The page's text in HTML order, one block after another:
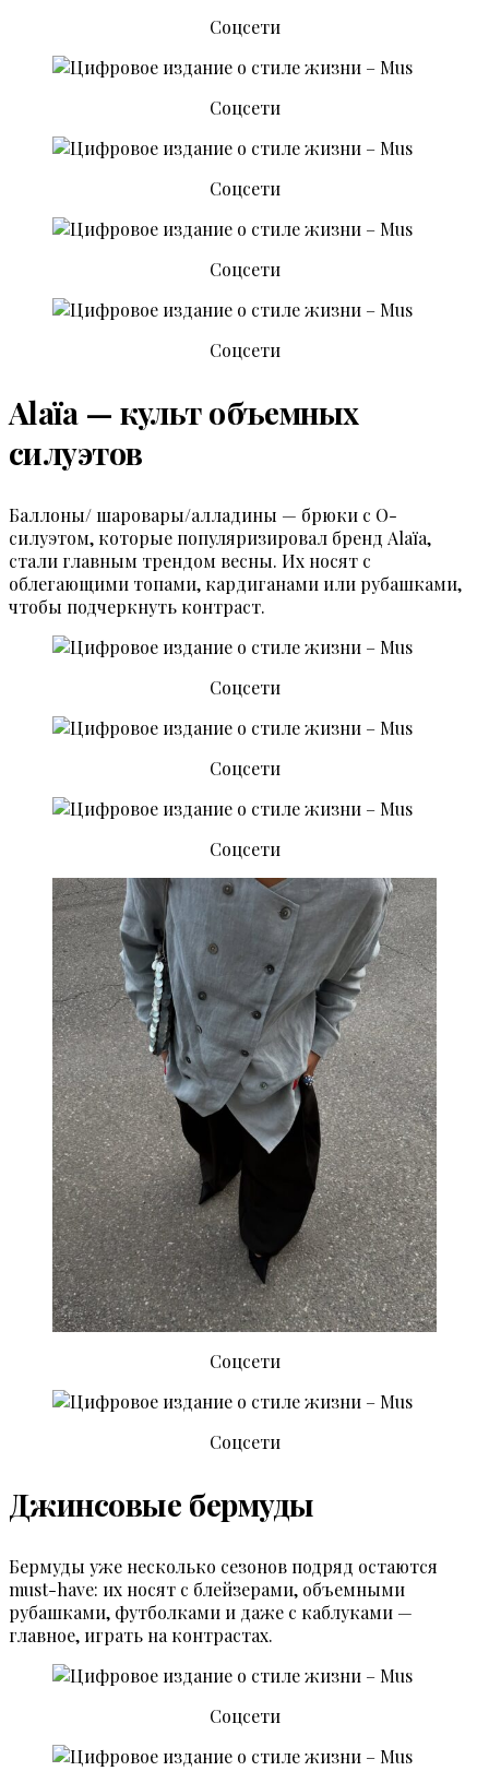
Соцсети
Соцсети
Соцсети
Соцсети
Соцсети
Alaïa — культ объемных
силуэтов
Баллоны/ шаровары/алладины — брюки с O-
силуэтом, которые популяризировал бренд Alaïa,
стали главным трендом весны. Их носят с
облегающими топами, кардиганами или рубашками,
чтобы подчеркнуть контраст.
Соцсети
Соцсети
Соцсети
Соцсети
Соцсети
Джинсовые бермуды
Бермуды уже несколько сезонов подряд остаются
must-have: их носят с блейзерами, объемными
рубашками, футболками и даже с каблуками —
главное, играть на контрастах.
Соцсети